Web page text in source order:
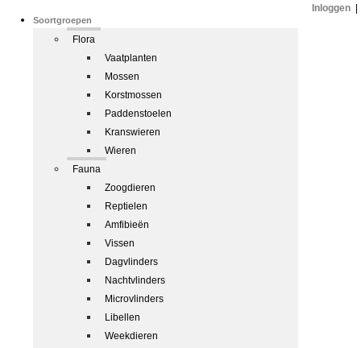
Soortgroepen
Flora
Vaatplanten
Mossen
Korstmossen
Paddenstoelen
Kranswieren
Wieren
Fauna
Zoogdieren
Reptielen
Amfibieën
Vissen
Dagvlinders
Nachtvlinders
Microvlinders
Libellen
Weekdieren
Inloggen